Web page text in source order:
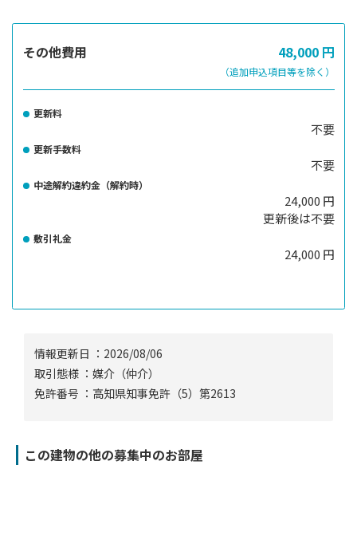
その他費用 48,000 円
（追加申込項目等を除く）
更新料
不要
更新手数料
不要
中途解約違約金（解約時）
24,000 円
更新後は不要
敷引礼金
24,000 円
情報更新⽇ ：2026/08/06
取引態様 ：媒介（仲介）
免許番号 ：高知県知事免許（5）第2613
この建物の他の募集中のお部屋